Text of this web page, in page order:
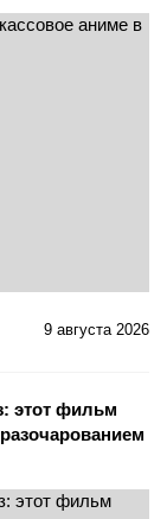
9 августа 2026
этот фильм